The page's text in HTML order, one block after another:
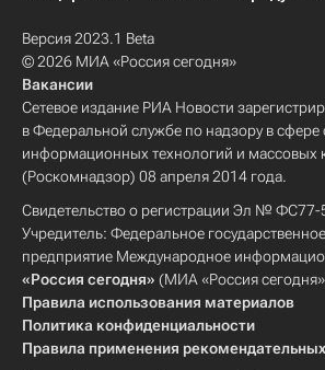
Версия 2023.1 Beta
© 2026 МИА «Россия сегодня»
Вакансии
Сетевое издание РИА Новости
в Федеральной службе по надзору в сфере
информационных технологий и массовых
(Роскомнадзор) 08 апреля 2014 года.
Свидетельство о регистрации Эл № ФС77-
Учредитель: Федеральное
предприятие Международное
«Россия сегодня» (МИА «Россия
Правила использования материалов
Политика конфиденциальности
Правила применения